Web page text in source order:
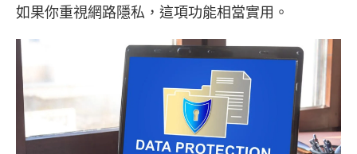
如果你重視網路隱私，這項功能相當實用。